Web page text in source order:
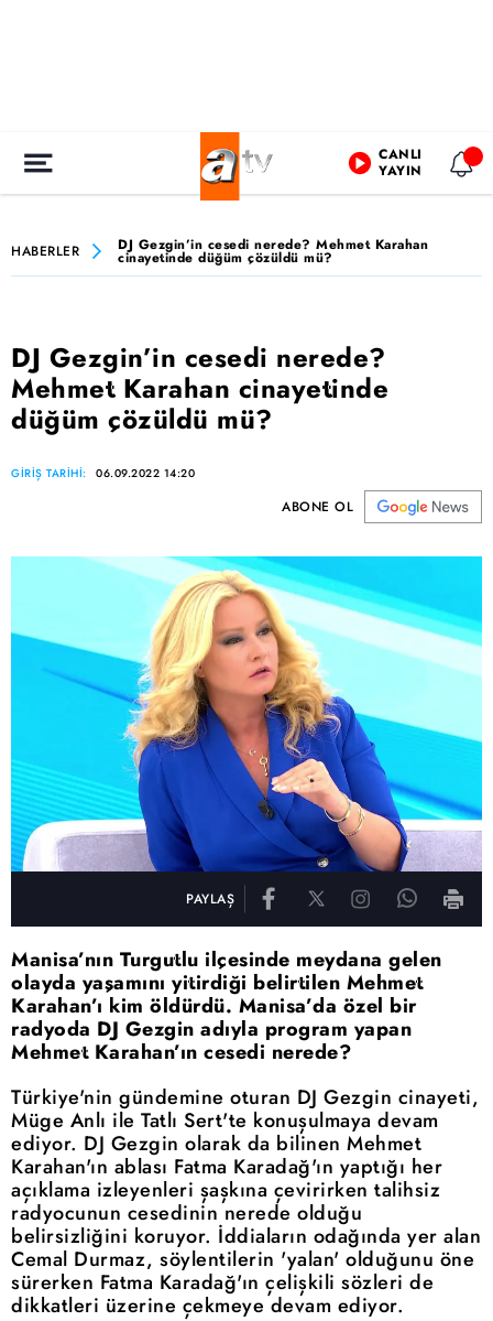
CANLI
YAYIN
HABERLER DJ Gezgin’in cesedi nerede? Mehmet Karahan
cinayetinde düğüm çözüldü mü?
DJ Gezgin’in cesedi nerede?
Mehmet Karahan cinayetinde
düğüm çözüldü mü?
GİRİŞ TARİHİ: 06.09.2022 14:20
ABONE OL
PAYLAŞ
Manisa’nın Turgutlu ilçesinde meydana gelen
olayda yaşamını yitirdiği belirtilen Mehmet
Karahan’ı kim öldürdü. Manisa’da özel bir
radyoda DJ Gezgin adıyla program yapan
Mehmet Karahan’ın cesedi nerede?
Türkiye'nin gündemine oturan DJ Gezgin cinayeti,
Müge Anlı ile Tatlı Sert'te konuşulmaya devam
ediyor. DJ Gezgin olarak da bilinen Mehmet
Karahan'ın ablası Fatma Karadağ'ın yaptığı her
açıklama izleyenleri şaşkına çevirirken talihsiz
radyocunun cesedinin nerede olduğu
belirsizliğini koruyor. İddiaların odağında yer alan
Cemal Durmaz, söylentilerin 'yalan' olduğunu öne
sürerken Fatma Karadağ'ın çelişkili sözleri de
dikkatleri üzerine çekmeye devam ediyor.